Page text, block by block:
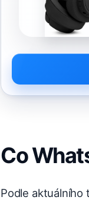
Co
Podle aktuálního